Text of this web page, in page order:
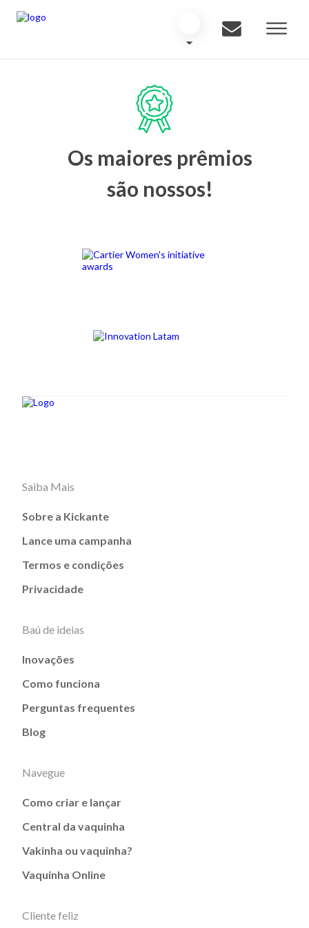
Os maiores prêmios
são nossos!
Saiba Mais
Sobre a Kickante
Lance uma campanha
Termos e condições
Privacidade
Baú de ideias
Inovações
Como funciona
Perguntas frequentes
Blog
Navegue
Como criar e lançar
Central da vaquinha
Vakinha ou vaquinha?
Vaquinha Online
Cliente feliz